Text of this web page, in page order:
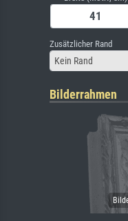
Zusätzlicher Rand
Kein Rand
Bilderrahmen